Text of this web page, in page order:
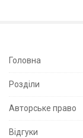
S
e
S
Головна
Розділи
Авторське право
Відгуки